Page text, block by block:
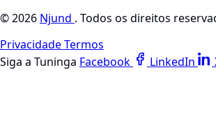
© 2026 Njund . Todos os direitos
PrivacidadeTermos
Siga a Tuninga Facebook LinkedIn